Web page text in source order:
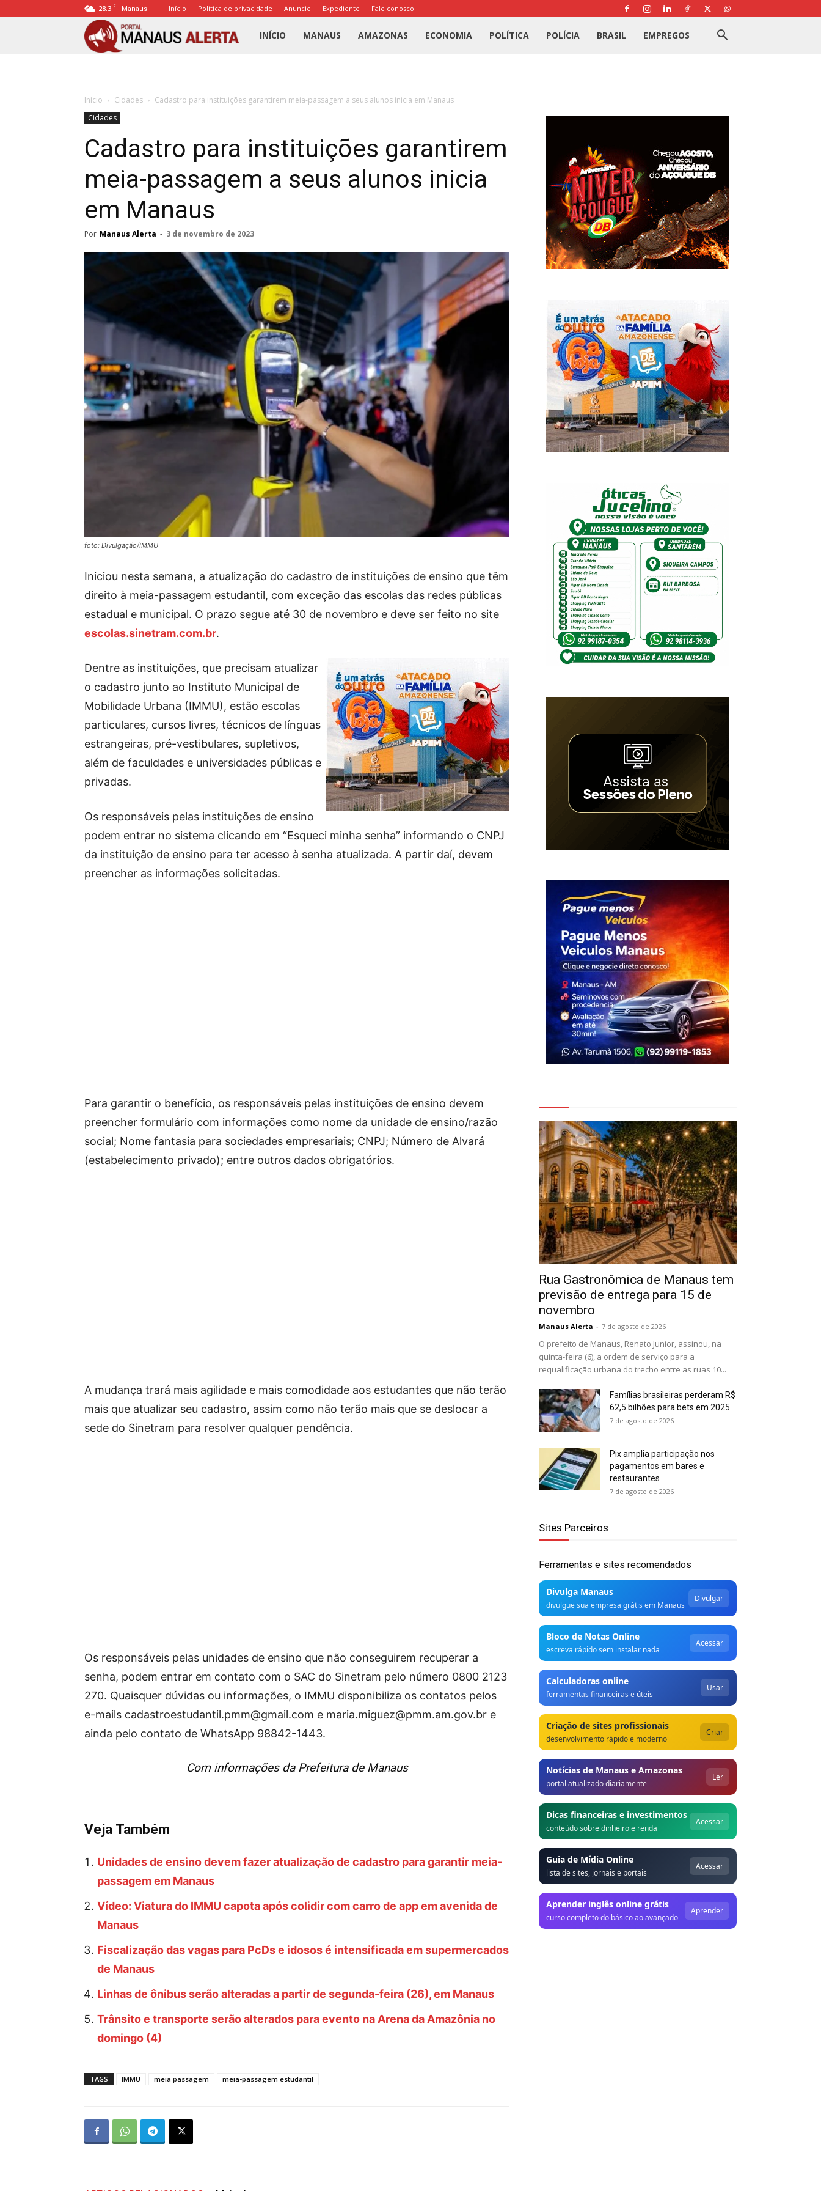
28.3 C Manaus Início Política de privacidade Anuncie Expediente Fale conosco
Portal
Alerta
INÍCIO MANAUS AMAZONAS ECONOMIA POLÍTICA POLÍCIA BRASIL EMPREGOS
Início Cidades
Cadastro para instituições garantirem meia-passagem a seus alunos inicia em Manaus
Cidades
Cadastro para instituições garantirem
meia-passagem a seus alunos inicia
em Manaus
Por Manaus Alerta - 3 de novembro de 2023
foto: Divulgação/IMMU
Iniciou nesta semana, a atualização do cadastro de instituições de ensino que têm
direito à meia-passagem estudantil, com exceção das escolas das redes públicas
estadual e municipal. O prazo segue até 30 de novembro e deve ser feito no site
escolas.sinetram.com.br.
Dentre as instituições, que precisam atualizar
o cadastro junto ao Instituto Municipal de
Mobilidade Urbana (IMMU), estão escolas
particulares, cursos livres, técnicos de línguas
estrangeiras, pré-vestibulares, supletivos,
além de faculdades e universidades públicas e
privadas.
Os responsáveis pelas instituições de ensino
podem entrar no sistema clicando em “Esqueci minha senha” informando o CNPJ
da instituição de ensino para ter acesso à senha atualizada. A partir daí, devem
preencher as informações solicitadas.
Para garantir o benefício, os responsáveis pelas instituições de ensino devem
preencher formulário com informações como nome da unidade de ensino/razão
social; Nome fantasia para sociedades empresariais; CNPJ; Número de Alvará
(estabelecimento privado); entre outros dados obrigatórios.
A mudança trará mais agilidade e mais comodidade aos estudantes que não terão
mais que atualizar seu cadastro, assim como não terão mais que se deslocar a
sede do Sinetram para resolver qualquer pendência.
Os responsáveis pelas unidades de ensino que não conseguirem recuperar a
senha, podem entrar em contato com o SAC do Sinetram pelo número 0800 2123
270. Quaisquer dúvidas ou informações, o IMMU disponibiliza os contatos pelos
e-mails cadastroestudantil.pmm@gmail.com e maria.miguez@pmm.am.gov.br e
ainda pelo contato de WhatsApp 98842-1443.
Com informações da Prefeitura de Manaus
Veja Também
Unidades de ensino devem fazer atualização de cadastro para garantir meia-
passagem em Manaus
Vídeo: Viatura do IMMU capota após colidir com carro de app em avenida de
Manaus
Fiscalização das vagas para PcDs e idosos é intensificada em supermercados
de Manaus
Linhas de ônibus serão alteradas a partir de segunda-feira (26), em Manaus
Trânsito e transporte serão alterados para evento na Arena da Amazônia no
domingo (4)
TAGS IMMU meia passagem meia-passagem estudantil
Rua Gastronômica de Manaus tem
previsão de entrega para 15 de
novembro
Manaus Alerta - 7 de agosto de 2026
O prefeito de Manaus, Renato Junior, assinou, na
quinta-feira (6), a ordem de serviço para a
requalificação urbana do trecho entre as ruas 10...
Famílias brasileiras perderam R$
62,5 bilhões para bets em 2025
7 de agosto de 2026
Pix amplia participação nos
pagamentos em bares e
restaurantes
7 de agosto de 2026
Sites Parceiros
Ferramentas e sites recomendados
Divulga Manaus
divulgue sua empresa grátis em Manaus
Divulgar
Bloco de Notas Online
escreva rápido sem instalar nada
Acessar
Calculadoras online
ferramentas financeiras e úteis
Usar
Criação de sites profissionais
desenvolvimento rápido e moderno
Criar
Notícias de Manaus e Amazonas
portal atualizado diariamente
Ler
Dicas financeiras e investimentos
conteúdo sobre dinheiro e renda
Acessar
Guia de Mídia Online
lista de sites, jornais e portais
Acessar
Aprender inglês online grátis
curso completo do básico ao avançado
Aprender